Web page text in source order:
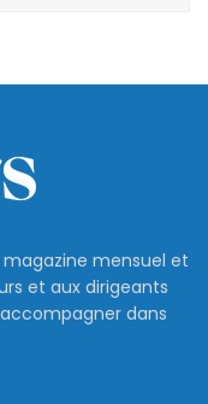
mensuel et
et aux dirigeants
dans